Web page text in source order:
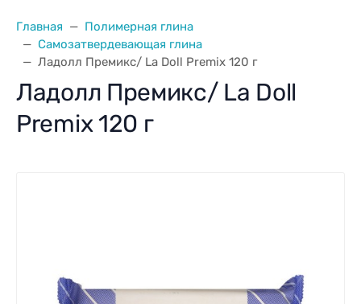
Главная
Полимерная глина
Самозатвердевающая глина
Ладолл Премикс/ La Doll Premix 120 г
Ладолл Премикс/ La Doll
Premix 120 г